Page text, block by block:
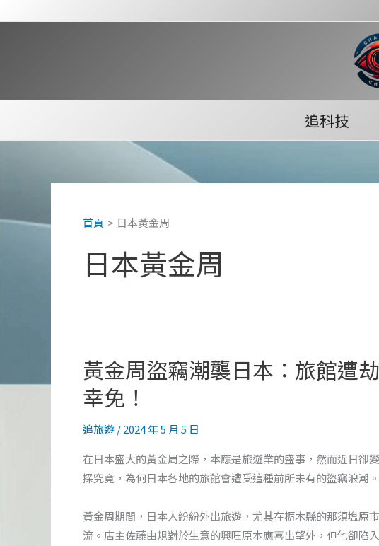
容
追科技
首頁 日本黃金周
日本黃金周
黃金周盜竊潮襲日本：旅館遭
幸免！
追旅遊/2024 年 5 月 5 日
在日本盛大的黃金周之際，本應是旅遊業的盛事，然而近日卻
探究竟，為何日本各地的旅館會遭受這種前所未有的盜竊浪潮。
黃金周期間，日本人紛紛外出旅遊，尤其在栃木縣的那須塩原
流。店主佐藤由規對於生意的興旺原本應喜出望外，但他卻陷